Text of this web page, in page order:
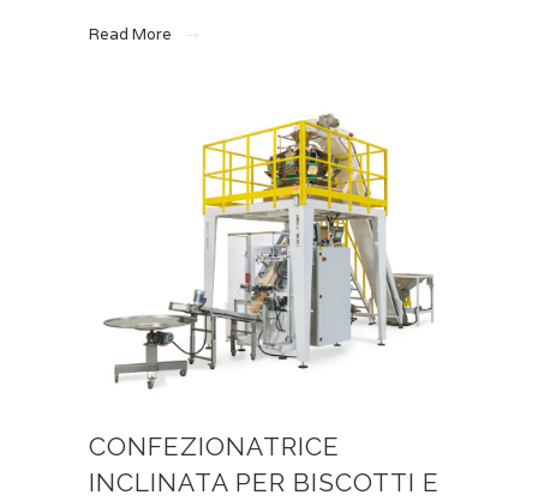
Read More
CONFEZIONATRICE
INCLINATA PER BISCOTTI E